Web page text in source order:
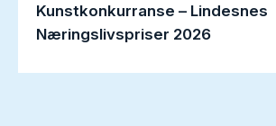
Kunstkonkurranse – Lindesnes
Næringslivspriser 2026